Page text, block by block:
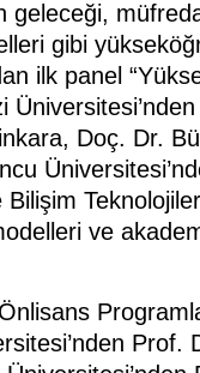
geleceği,
gibi
ilk panel
Doç. Dr.
ve
Prof.